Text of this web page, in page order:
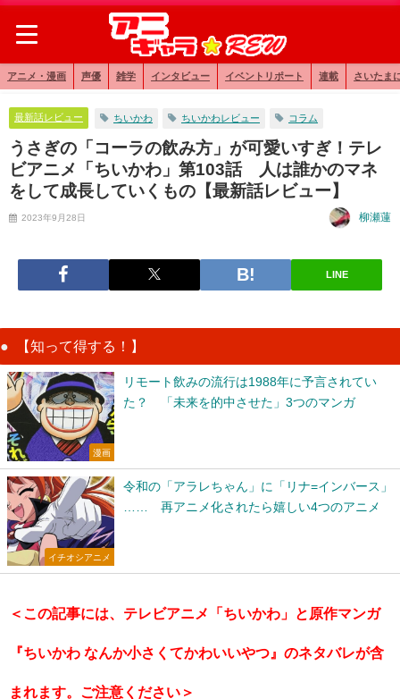
アニメ・漫画 声優 雑学 インタビュー イベントリポート 連載 さいたま
最新話レビュー ちいかわ ちいかわレビュー コラム
うさぎの「コーラの飲み方」が可愛いすぎ！テレ
ビアニメ「ちいかわ」第103話 人は誰かのマネ
をして成長していくもの【最新話レビュー】
2023年9月28日 柳瀬蓮
LINE
【知って得する！】
漫画
リモート飲みの流行は1988年に予言されてい
た？ 「未来を的中させた」3つのマンガ
イチオシアニメ
令和の「アラレちゃん」に「リナ=インバース」
…… 再アニメ化されたら嬉しい4つのアニメ
＜この記事には、テレビアニメ「ちいかわ」と原作マンガ
『ちいかわ なんか小さくてかわいいやつ』のネタバレが含
まれます。ご注意ください＞